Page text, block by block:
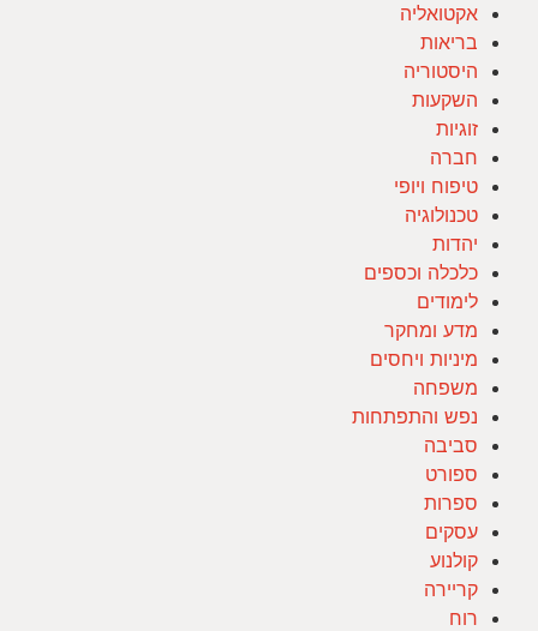
אקטואליה
בריאות
היסטוריה
השקעות
זוגיות
חברה
טיפוח ויופי
טכנולוגיה
יהדות
כלכלה וכספים
לימודים
מדע ומחקר
מיניות ויחסים
משפחה
נפש והתפתחות
סביבה
ספורט
ספרות
עסקים
קולנוע
קריירה
רוח